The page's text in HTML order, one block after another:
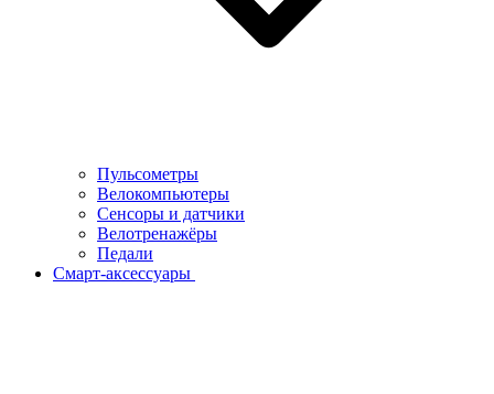
Пульсометры
Велокомпьютеры
Сенсоры и датчики
Велотренажёры
Педали
Смарт-аксессуары